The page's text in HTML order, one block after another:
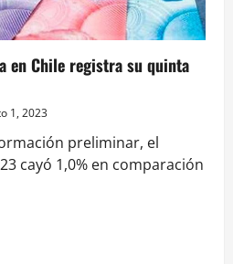
en Chile registra su quinta
1, 2023
preliminar, el
cayó 1,0% en comparación